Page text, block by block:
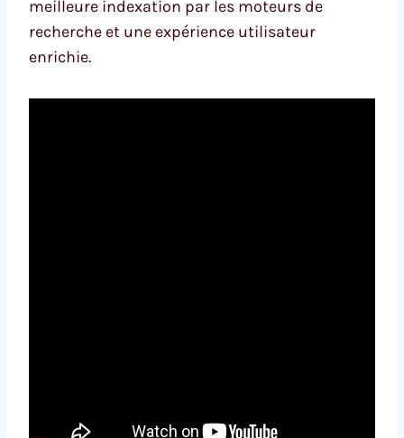
meilleure indexation par les moteurs de
recherche et une expérience utilisateur
enrichie.